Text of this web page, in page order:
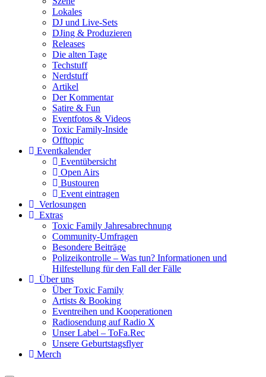
Lokales
DJ und Live-Sets
DJing & Produzieren
Releases
Die alten Tage
Techstuff
Nerdstuff
Artikel
Der Kommentar
Satire & Fun
Eventfotos & Videos
Toxic Family-Inside
Offtopic
Eventkalender
Eventübersicht
Open Airs
Bustouren
Event eintragen
Verlosungen
Extras
Toxic Family Jahresabrechnung
Community-Umfragen
Besondere Beiträge
Polizeikontrolle – Was tun? Informationen und
Hilfestellung für den Fall der Fälle
Über uns
Über Toxic Family
Artists & Booking
Eventreihen und Kooperationen
Radiosendung auf Radio X
Unser Label – ToFa.Rec
Unsere Geburtstagsflyer
Merch